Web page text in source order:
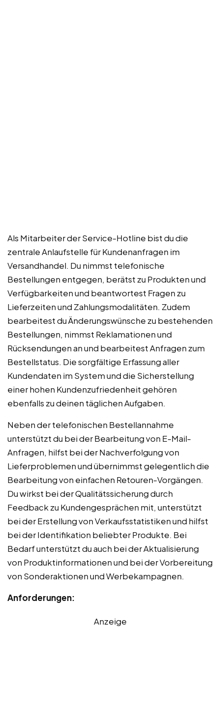
Als Mitarbeiter der Service-Hotline bist du die
zentrale Anlaufstelle für Kundenanfragen im
Versandhandel. Du nimmst telefonische
Bestellungen entgegen, berätst zu Produkten und
Verfügbarkeiten und beantwortest Fragen zu
Lieferzeiten und Zahlungsmodalitäten. Zudem
bearbeitest du Änderungswünsche zu bestehenden
Bestellungen, nimmst Reklamationen und
Rücksendungen an und bearbeitest Anfragen zum
Bestellstatus. Die sorgfältige Erfassung aller
Kundendaten im System und die Sicherstellung
einer hohen Kundenzufriedenheit gehören
ebenfalls zu deinen täglichen Aufgaben.
Neben der telefonischen Bestellannahme
unterstützt du bei der Bearbeitung von E-Mail-
Anfragen, hilfst bei der Nachverfolgung von
Lieferproblemen und übernimmst gelegentlich die
Bearbeitung von einfachen Retouren-Vorgängen.
Du wirkst bei der Qualitätssicherung durch
Feedback zu Kundengesprächen mit, unterstützt
bei der Erstellung von Verkaufsstatistiken und hilfst
bei der Identifikation beliebter Produkte. Bei
Bedarf unterstützt du auch bei der Aktualisierung
von Produktinformationen und bei der Vorbereitung
von Sonderaktionen und Werbekampagnen.
Anforderungen:
Anzeige